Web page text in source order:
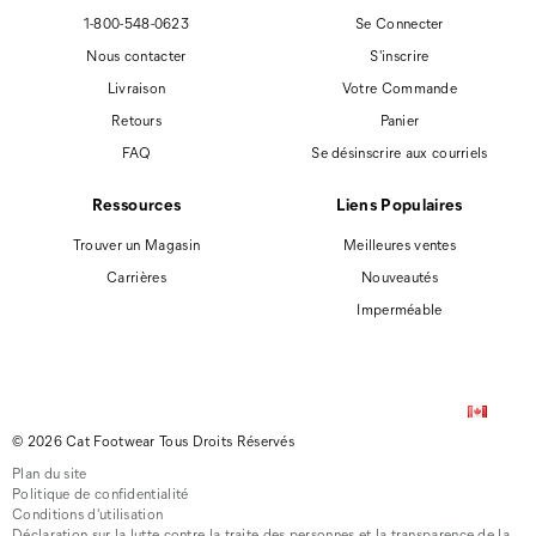
1-800-548-0623
Nous contacter
Livraison
Retours
FAQ
Se Connecter
S'inscrire
Votre Commande
Panier
Se désinscrire aux courriels
Ressources
Trouver un Magasin
Carrières
Liens Populaires
Meilleures ventes
Nouveautés
Imperméable
© 2026 Cat Footwear Tous Droits Réservés
Plan du site
Politique de confidentialité
Conditions d'utilisation